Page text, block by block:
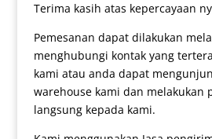
Terima kasih atas kepercayaan
Pemesanan dapat dilakukan
menghubungi kontak yang
kami atau anda dapat
warehouse kami dan melakukan
langsung kepada kami.